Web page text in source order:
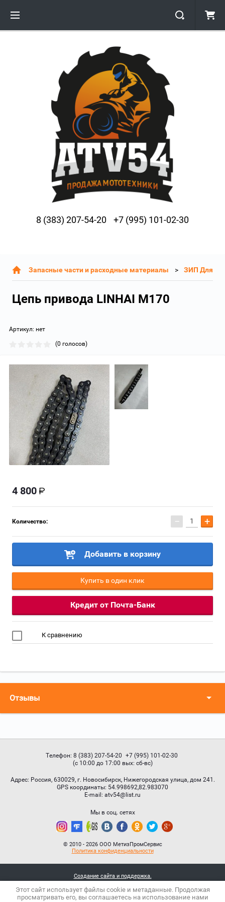
8 (383) 207-54-20 +7 (995) 101-02-30
Запасные части и расходные материалы ЗИП Для
Цепь привода LINHAI M170
Артикул: нет
(0 голосов)
4 800
Количество: − +
Добавить в корзину
Купить в один клик
Кредит от Почта-Банк
К сравнению
Отзывы
Телефон: 8 (383) 207-54-20 +7 (995) 101-02-30
(с 10:00 до 17:00 вых: сб-вс)
Адрес: Россия, 630029, г. Новосибирск, Нижегородская улица, дом 241.
GPS координаты: 54.998692,82.983070
Е-mail: atv54@list.ru
Мы в соц. сетях
© 2010 - 2026 ООО МетизПромСервис
Политика конфиденциальности
Создание сайта и поддержка.
Этот сайт использует файлы cookie и метаданные. Продолжая
просматривать его, вы соглашаетесь на использование нами